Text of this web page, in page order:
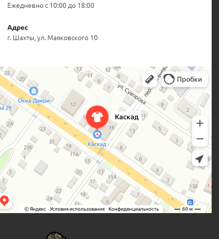
Ежедневно с 10:00 до 18:00
Адрес
г. Шахты, ул. Маяковского 10